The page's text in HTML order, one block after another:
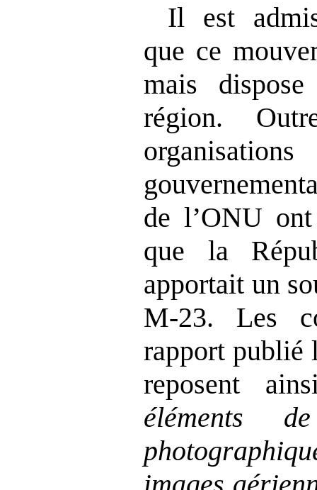
Il est
que ce
mais
région.
de l’ONU
que la
apportait un
M‑23. Les
rapport publié
reposent
éléments